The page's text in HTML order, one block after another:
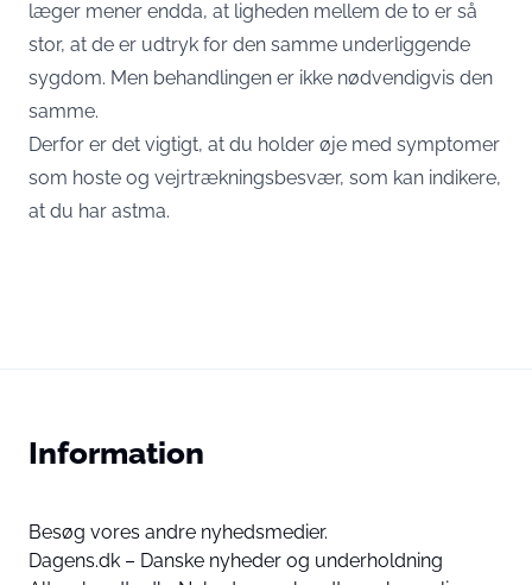
læger mener endda, at ligheden mellem de to er så
stor, at de er udtryk for den samme underliggende
sygdom. Men behandlingen er ikke nødvendigvis den
samme.
Derfor er det vigtigt, at du holder øje med symptomer
som hoste og vejrtrækningsbesvær, som kan indikere,
at du har astma.
Information
Besøg vores andre nyhedsmedier.
Dagens.dk – Danske nyheder og underholdning